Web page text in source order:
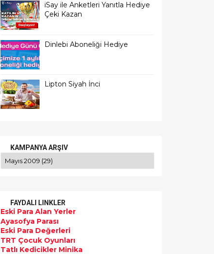
iSay ile Anketleri Yanıtla Hediye
Çeki Kazan
Dinlebi Aboneliği Hediye
Lipton Siyah İnci
KAMPANYA ARŞIV
FAYDALI LINKLER
Eski Para Alan Yerler
Ayasofya Parası
Eski Para Değerleri
TRT Çocuk Oyunları
Tatlı Kedicikler Minika